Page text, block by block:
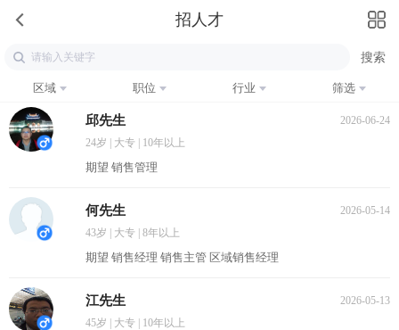
招人才
区域 职位 行业 筛选
邱先生
2026-06-24
24岁 | 大专 | 10年以上
期望 销售管理
何先生
2026-05-14
43岁 | 大专 | 8年以上
期望 销售经理 销售主管 区域销售经理
江先生
2026-05-13
45岁 | 大专 | 10年以上